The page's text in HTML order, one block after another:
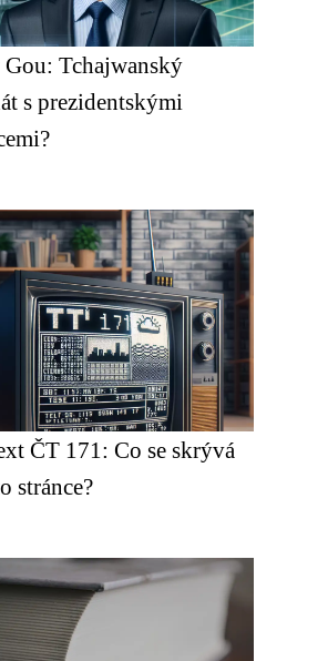
Tchajwanský
s prezidentskými
ČT 171: Co se skrývá
stránce?